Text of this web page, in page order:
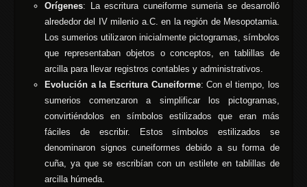
Orígenes: La escritura cuneiforme sumeria se desarrolló
alrededor del IV milenio a.C. en la región de Mesopotamia.
Los sumerios utilizaron inicialmente pictogramas, símbolos
que representaban objetos o conceptos, en tablillas de
arcilla para llevar registros contables y administrativos.
Evolución a la Escritura Cuneiforme: Con el tiempo, los
sumerios comenzaron a simplificar los pictogramas,
convirtiéndolos en símbolos estilizados que eran más
fáciles de escribir. Estos símbolos estilizados se
denominaron signos cuneiformes debido a su forma de
cuña, ya que se escribían con un estilete en tablillas de
arcilla húmeda.